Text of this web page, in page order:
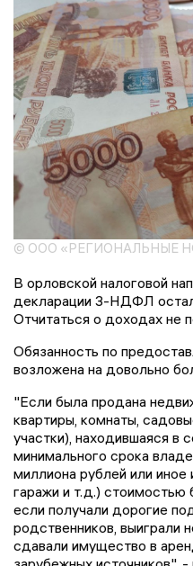
© ООО «РЕГИОНАЛЬНЫЕ
В орловской налоговой
декларации 3-НДФЛ
Отчитаться о доходах не
Обязанность по
возложена на довольно
"Если была продана
квартиры, комнаты,
участки), находившаяся в
минимального срока
миллиона рублей или
гаражи и т.д.)
если получали дорогие
родственников,
сдавали имущество в